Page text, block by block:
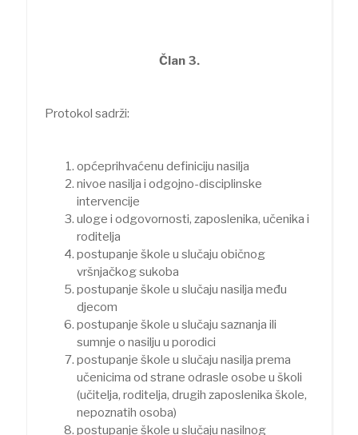
Član 3.
Protokol sadrži:
općeprihvaćenu definiciju nasilja
nivoe nasilja i odgojno-disciplinske
intervencije
uloge i odgovornosti, zaposlenika, učenika i
roditelja
postupanje škole u slučaju običnog
vršnjačkog sukoba
postupanje škole u slučaju nasilja među
djecom
postupanje škole u slučaju saznanja ili
sumnje o nasilju u porodici
postupanje škole u slučaju nasilja prema
učenicima od strane odrasle osobe u školi
(učitelja, roditelja, drugih zaposlenika škole,
nepoznatih osoba)
postupanje škole u slučaju nasilnog